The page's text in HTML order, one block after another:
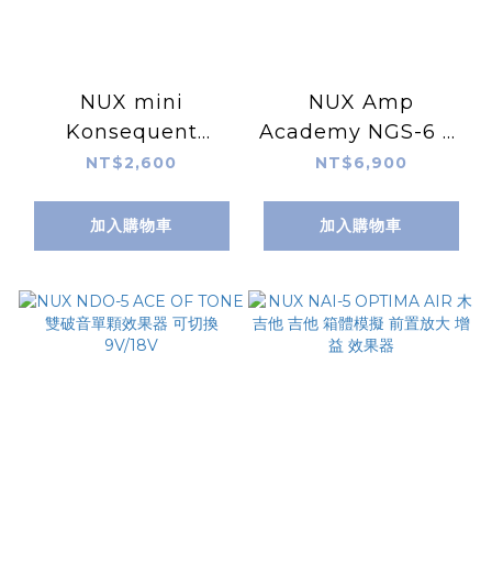
NUX mini
Konsequent
Digital Delay 延遲
NT$2,600
加入購物車
NUX Amp
Academy NGS-6 音
箱模擬 單顆 效果器
NT$6,900
加入購物車